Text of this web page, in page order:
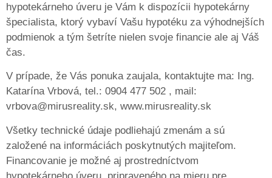
hypotekárneho úveru je Vám k dispozícii hypotekárny
špecialista, ktorý vybaví Vašu hypotéku za výhodnejších
podmienok a tým šetríte nielen svoje financie ale aj Váš
čas.
V prípade, že Vás ponuka zaujala, kontaktujte ma: Ing.
Katarína Vrbová, tel.: 0904 477 502 , mail:
vrbova@mirusreality.sk, www.mirusreality.sk
Všetky technické údaje podliehajú zmenám a sú
založené na informáciách poskytnutých majiteľom.
Financovanie je možné aj prostredníctvom
hypotekárneho úveru, pripraveného na mieru pre